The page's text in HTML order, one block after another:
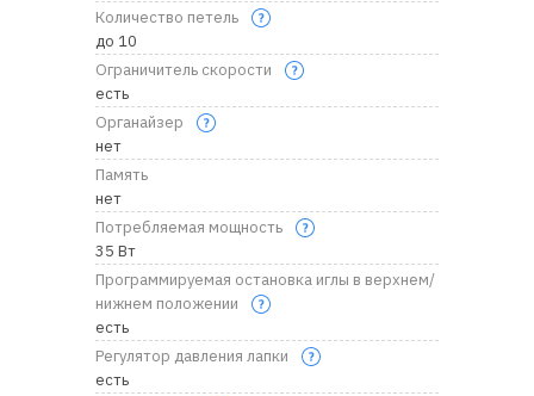
Количество петель
до 10
Ограничитель скорости
есть
Органайзер
нет
Память
нет
Потребляемая мощность
35 Вт
Программируемая остановка иглы в верхнем/
нижнем положении
есть
Регулятор давления лапки
есть